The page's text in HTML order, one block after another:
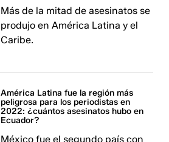
Más de la mitad de asesinatos se
produjo en América Latina y el
Caribe.
América Latina fue la región más
peligrosa para los periodistas en
2022: ¿cuántos asesinatos hubo en
Ecuador?
México fue el segundo país con